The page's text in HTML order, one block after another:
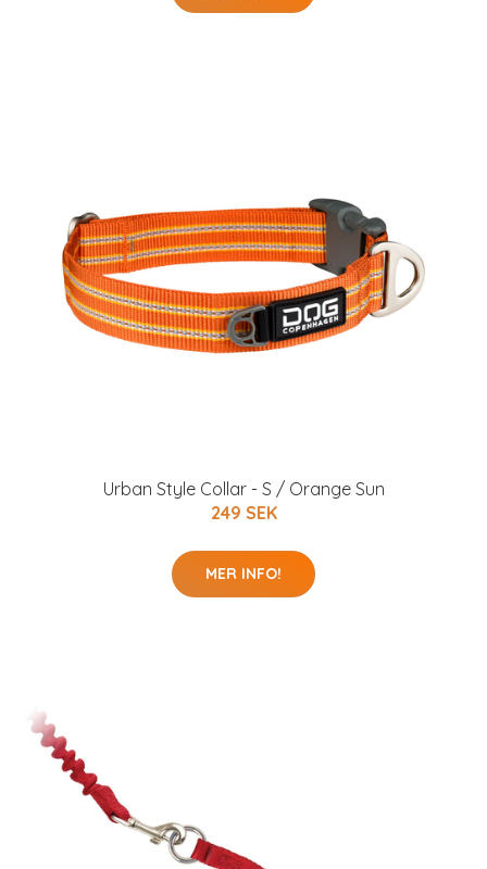
Urban Style Collar - S / Orange Sun
249 SEK
MER INFO!